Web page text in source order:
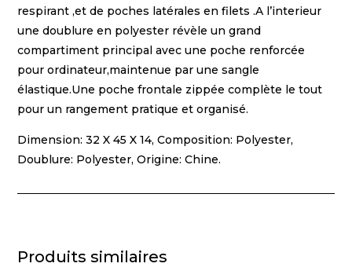
respirant ,et de poches latérales en filets .A l’interieur
une doublure en polyester révèle un grand
compartiment principal avec une poche renforcée
pour ordinateur,maintenue par une sangle
élastique.Une poche frontale zippée complète le tout
pour un rangement pratique et organisé.
Dimension: 32 X 45 X 14, Composition: Polyester,
Doublure: Polyester, Origine: Chine.
Produits similaires